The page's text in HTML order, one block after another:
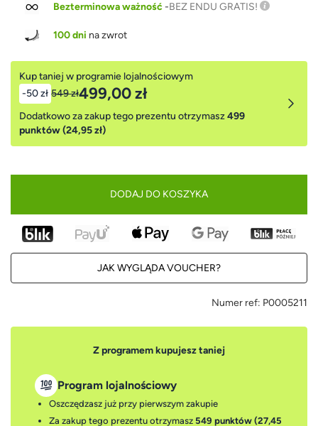
Bezterminowa ważność-BEZ ENDU GRATIS!
100 dni na zwrot
Kup taniej w programie lojalnościowym
-50 zł 549 zł499,00 zł
Dodatkowo za zakup tego prezentu otrzymasz499
punktów (24,95 zł)
DODAJ DO KOSZYKA
JAK WYGLĄDA VOUCHER?
Numer ref: P0005211
Z programem kupujesz taniej
Program lojalnościowy
Oszczędzasz już przy pierwszym zakupie
Za zakup tego prezentu otrzymasz 549 punktów (27,45